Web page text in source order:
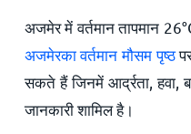
अजमेर में वर्तमान तापमान 26°
अजमेरका वर्तमान मौसम पृष्ठ
सकते हैं जिनमें आर्द्रता, हवा,
जानकारी शामिल है।